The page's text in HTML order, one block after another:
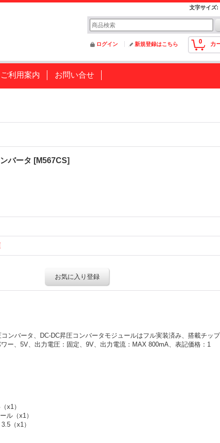
文字サイズ:
0 カ
ログイン 新規登録はこちら
ご利用案内 お問い合せ
バータ [M567CS]
お気に入り登録
ンバータ、DC-DC昇圧コンバータモジュールはフル実装済み、搭載チップ
ー、5V、出力電圧：固定、9V、出力電流：MAX 800mA、表記価格：1
x1）
ル（x1）
（x1）